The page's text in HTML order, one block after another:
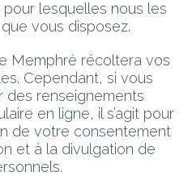
un designer,
rendez-vous
voir.
pour lesquelles nous les
vous disposez.
Memphré récoltera vos
Cependant, si vous
des renseignements
en ligne, il s’agit pour
de votre consentement
et à la divulgation de